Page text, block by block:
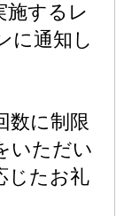
施するレ
に通知し
数に制限
いただい
じたお礼